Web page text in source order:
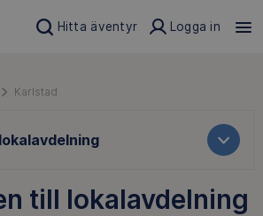
Hitta äventyr Logga in
Karlstad
till lokalavdelning